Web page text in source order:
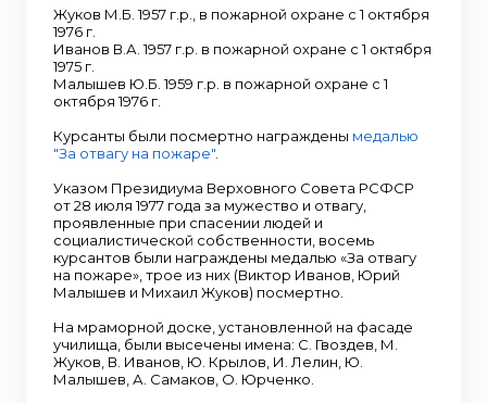
Жуков М.Б. 1957 г.р., в пожарной охране с 1 октября
1976 г.
Иванов В.А. 1957 г.р. в пожарной охране с 1 октября
1975 г.
Малышев Ю.Б. 1959 г.р. в пожарной охране с 1
октября 1976 г.
Курсанты были посмертно награждены медалью
"За отвагу на пожаре"
Указом Президиума Верховного Совета РСФСР
от 28 июля 1977 года за мужество и отвагу,
проявленные при спасении людей и
социалистической собственности, восемь
курсантов были награждены медалью «За отвагу
на пожаре», трое из них (Виктор Иванов, Юрий
Малышев и Михаил Жуков) посмертно.
На мраморной доске, установленной на фасаде
училища, были высечены имена: С. Гвоздев, М.
Жуков, В. Иванов, Ю. Крылов, И. Лелин, Ю.
Малышев, А. Самаков, О. Юрченко.